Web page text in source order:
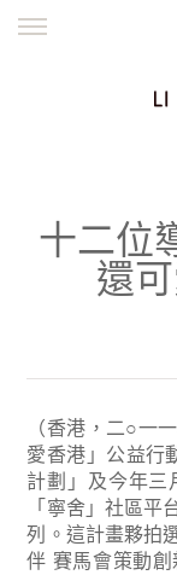
並肩同行
十二位
還
（香港，二○一
愛香港」公益行
計劃」及今年三
「寧舍」社區平
列。這計畫夥拍
伴 賽馬會策動